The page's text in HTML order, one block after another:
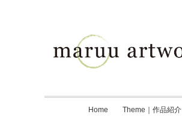
Home Theme｜作品紹介